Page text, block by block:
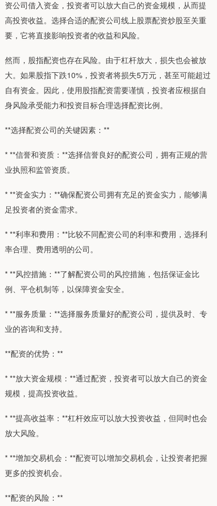
资公司借入资金，投资者可以放大自己的资金规模，从而提
高投资收益。选择合适的配资公司线上股票配资炒股至关重
要，它将直接影响投资者的收益和风险。
然而，股指配资也存在风险。由于杠杆放大，损失也会被放
大。如果股指下跌10%，投资者将损失5万元，甚至可能超过
自有资金。因此，使用股指配资需要谨慎，投资者应根据自
身风险承受能力和投资目标合理选择配资比例。
**选择配资公司的关键因素：**
* **信誉和资质：**选择信誉良好的配资公司，拥有正规的营
业执照和监管资质。
* **资金实力：**确保配资公司拥有充足的资金实力，能够满
足投资者的资金需求。
* **利率和费用：**比较不同配资公司的利率和费用，选择利
率合理、费用透明的公司。
* **风控措施：**了解配资公司的风控措施，包括保证金比
例、平仓机制等，以保障资金安全。
* **服务质量：**选择服务质量好的配资公司，提供及时、专
业的咨询和支持。
**配资的优势：**
* **放大资金规模：**通过配资，投资者可以放大自己的资金
规模，提高投资收益。
* **提高收益率：**杠杆效应可以放大投资收益，但同时也会
放大风险。
* **增加交易机会：**配资可以增加交易机会，让投资者把握
更多的投资机会。
**配资的风险：**